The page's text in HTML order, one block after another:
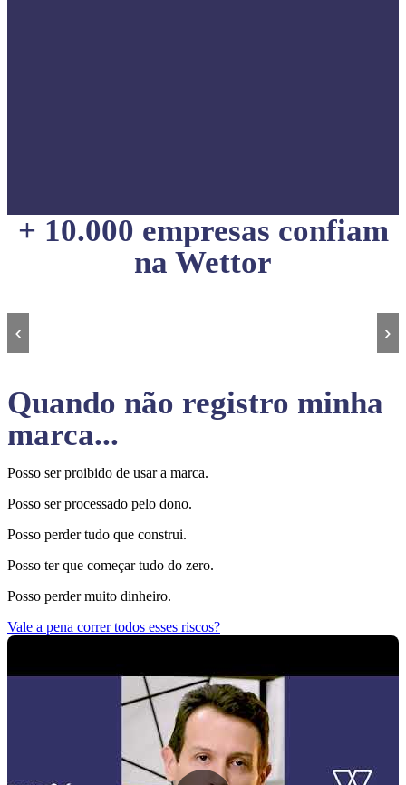
+ 10.000 empresas confiam
na Wettor
‹ ›
Quando não registro minha
marca...
Posso ser proibido de usar a marca.
Posso ser processado pelo dono.
Posso perder tudo que construi.
Posso ter que começar tudo do zero.
Posso perder muito dinheiro.
Vale a pena correr todos esses riscos?